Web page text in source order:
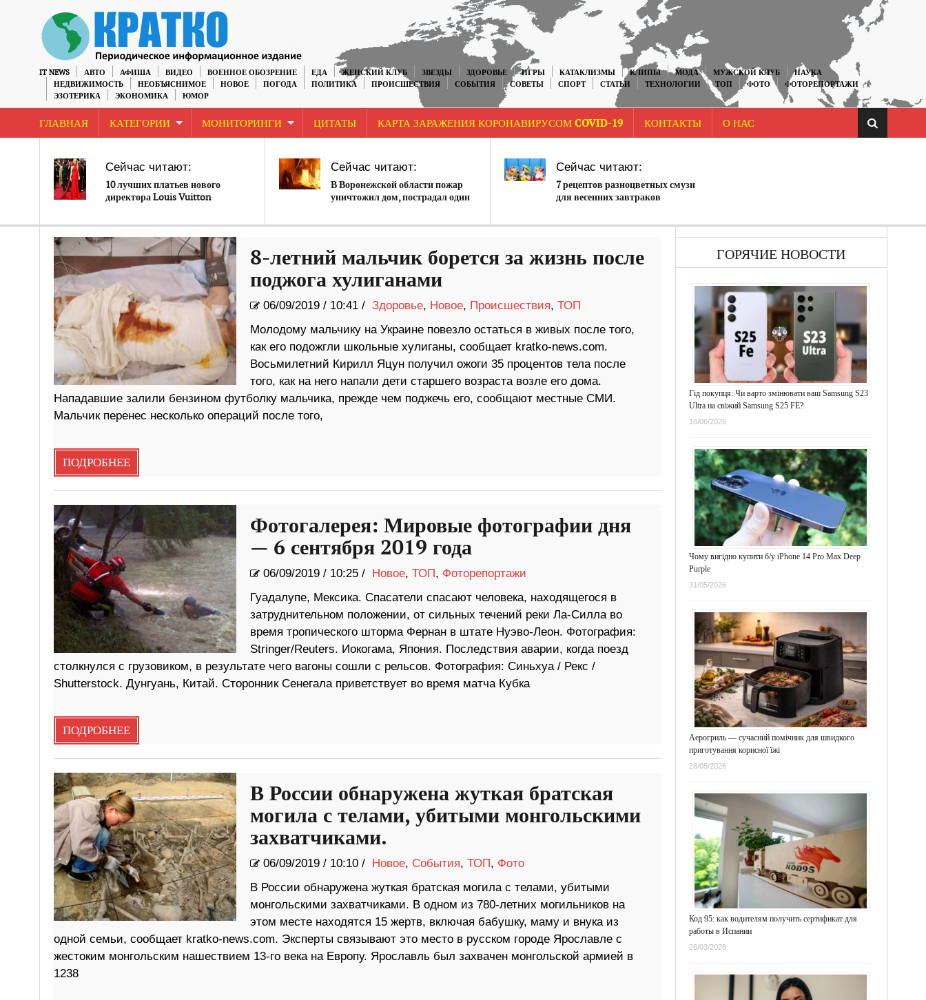
IT NEWS АВТО АФИША ВИДЕО ВОЕННОЕ ОБОЗРЕНИЕ ЕДА ЖЕНСКИЙ КЛУБ ЗВЕЗДЫ ЗДОРОВЬЕ ИГРЫ КАТАКЛИЗМЫ КЛИПЫ МОДА МУЖСКОЙ КЛУБ
НАУКА
НЕДВИЖИМОСТЬ
НЕОБЪЯСНИМОЕ НОВОЕ ПОГОДА ПОЛИТИКА ПРОИСШЕСТВИЯ СОБЫТИЯ СОВЕТЫ СПОРТ СТАТЬИ ТЕХНОЛОГИИ ТОП ФОТО
ФОТОРЕПОРТАЖИ
ЭЗОТЕРИКА
ЭКОНОМИКА ЮМОР
ГЛАВНАЯ КАТЕГОРИИ МОНИТОРИНГИ ЦИТАТЫ КАРТА ЗАРАЖЕНИЯ КОРОНАВИРУСОМ COVID-19 КОНТАКТЫ О НАС
Сейчас читают:
10 лучших платьев нового
директора Louis Vuitton
Сейчас читают:
В Воронежской области пожар
уничтожил дом, пострадал один
Сейчас читают:
7 рецептов разноцветных смузи
для весенних завтраков
8-летний мальчик борется за жизнь после
поджога хулиганами
06/09/2019/ 10:41 / Здоровье, Новое, Происшествия, ТОП
Молодому мальчику на Украине повезло остаться в живых после того,
как его подожгли школьные хулиганы, сообщает kratko-news.com.
Восьмилетний Кирилл Яцун получил ожоги 35 процентов тела после
того, как на него напали дети старшего возраста возле его дома.
Нападавшие залили бензином футболку мальчика, прежде чем поджечь его, сообщают местные СМИ.
Мальчик перенес несколько операций после того,
ПОДРОБНЕЕ
Фотогалерея: Мировые фотографии дня
— 6 сентября 2019 года
06/09/2019/ 10:25 / Новое, ТОП, Фоторепортажи
Гуадалупе, Мексика. Спасатели спасают человека, находящегося в
затруднительном положении, от сильных течений реки Ла-Силла во
время тропического шторма Фернан в штате Нуэво-Леон. Фотография:
Stringer/Reuters. Иокогама, Япония. Последствия аварии, когда поезд
столкнулся с грузовиком, в результате чего вагоны сошли с рельсов. Фотография: Синьхуа / Рекс /
Shutterstock. Дунгуань, Китай. Сторонник Сенегала приветствует во время матча Кубка
ПОДРОБНЕЕ
В России обнаружена жуткая братская
могила с телами, убитыми монгольскими
захватчиками.
06/09/2019/ 10:10 / Новое, События, ТОП, Фото
В России обнаружена жуткая братская могила с телами, убитыми
монгольскими захватчиками. В одном из 780-летних могильников на
этом месте находятся 15 жертв, включая бабушку, маму и внука из
одной семьи, сообщает kratko-news.com. Эксперты связывают это место в русском городе Ярославле с
жестоким монгольским нашествием 13-го века на Европу. Ярославль был захвачен монгольской армией в
1238
ГОРЯЧИЕ НОВОСТИ
Гід покупця: Чи варто змінювати ваш Samsung S23
Ultra на свіжий Samsung S25 FE?
16/06/2026
Чому вигідно купити б/у iPhone 14 Pro Max Deep
Purple
31/05/2026
Аерогриль — сучасний помічник для швидкого
приготування корисної їжі
28/05/2026
Код 95: как водителям получить сертификат для
работы в Испании
26/03/2026